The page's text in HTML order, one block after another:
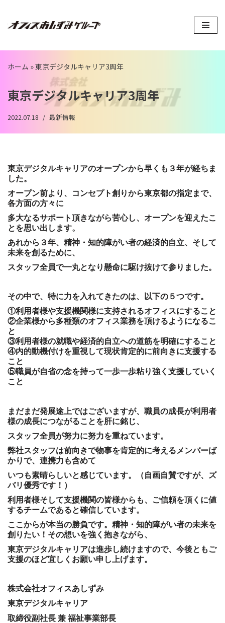
コ
テ
ン
へ
ス
キ
ホーム »東京デジタルキャリア3周年
東京デジタルキャリア3周年
2022.07.18 最新情報
東京デジタルキャリアのオープンから早くも３年が経ちま
した。
オープン前より、コンセプト創りから東京都の指定まで、
各方面の方々に
多大なるサポート頂きながら苦心し、オープンを迎えたこ
とを思い出します。
あれから３年、精神・知的障がい者の経済的自立、そして
未来を創るために、
スタッフ全員で一丸となり懸命に駆け抜けて参りました。
その中で、特に力を入れてきたのは、以下の５つです。
①利用者様や支援機関様に支持されるオフィスにすること
②企業様から多種類のオフィス業務を頂けるようになるこ
と
③利用者様の就職や経済的自立への道筋を明確にすること
④内的動機付けを重視して現状肯定的に前向きに支援する
こと
⑤職員が自省の念を持って一歩一歩粘り強く支援していく
こと
まだまだ発展途上ではございますが、職員の成長が利用者
様の成長につながることを肝に銘じ、
スタッフ全員が努力に努力を重ねています。
弊社スタッフは前向きで物事を肯定的に考えるメンバーば
かりで、連携力も含めて
いつも素晴らしいと感じています。（自画自賛ですが、ズ
バリ優秀です！）
利用者様そして支援機関の皆様からも、ご信頼を頂くに値
するチームであると確信しています。
ここからが本当の勝負です。精神・知的障がい者の未来を
創りたい！その想いを強く抱きながら、
東京デジタルキャリアは進歩し続けますので、今後ともご
支援のほど宜しくお願い申し上げます。
株式会社オフィスあしずみ
東京デジタルキャリア
取締役副社長 兼 福祉事業部長